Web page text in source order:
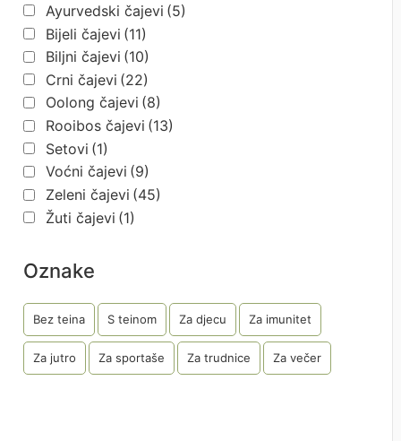
Ayurvedski čajevi (5)
Bijeli čajevi (11)
Biljni čajevi (10)
Crni čajevi (22)
Oolong čajevi (8)
Rooibos čajevi (13)
Setovi (1)
Voćni čajevi (9)
Zeleni čajevi (45)
Žuti čajevi (1)
Oznake
Bez teina S teinom Za djecu Za imunitet
Za jutro Za sportaše Za trudnice Za večer